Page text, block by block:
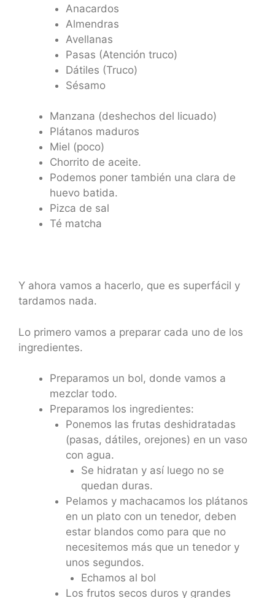
Anacardos
Almendras
Avellanas
Pasas (Atención truco)
Dátiles (Truco)
Sésamo
Manzana (deshechos del licuado)
Plátanos maduros
Miel (poco)
Chorrito de aceite.
Podemos poner también una clara de
huevo batida.
Pizca de sal
Té matcha
Y ahora vamos a hacerlo, que es superfácil y
tardamos nada.
Lo primero vamos a preparar cada uno de los
ingredientes.
Preparamos un bol, donde vamos a
mezclar todo.
Preparamos los ingredientes:
Ponemos las frutas deshidratadas
(pasas, dátiles, orejones) en un vaso
con agua.
Se hidratan y así luego no se
quedan duras.
Pelamos y machacamos los plátanos
en un plato con un tenedor, deben
estar blandos como para que no
necesitemos más que un tenedor y
unos segundos.
Echamos al bol
Los frutos secos duros y grandes